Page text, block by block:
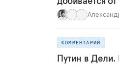
КОММЕНТАРИЙ
Путин в Дели.